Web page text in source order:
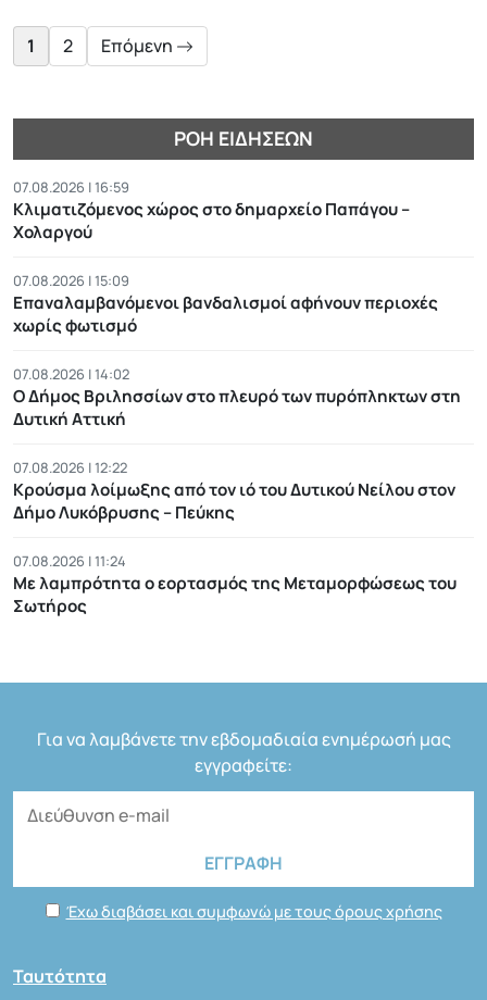
1 2 Επόμενη
ΡΟΉ ΕΙΔΉΣΕΩΝ
07.08.2026 | 16:59
Κλιματιζόμενος χώρος στο δημαρχείο Παπάγου –
Χολαργού
07.08.2026 | 15:09
Επαναλαμβανόμενοι βανδαλισμοί αφήνουν περιοχές
χωρίς φωτισμό
07.08.2026 | 14:02
Ο Δήμος Βριλησσίων στο πλευρό των πυρόπληκτων στη
Δυτική Αττική
07.08.2026 | 12:22
Κρούσμα λοίμωξης από τον ιό του Δυτικού Νείλου στον
Δήμο Λυκόβρυσης – Πεύκης
07.08.2026 | 11:24
Με λαμπρότητα ο εορτασμός της Μεταμορφώσεως του
Σωτήρος
Για να λαμβάνετε την εβδομαδιαία ενημέρωσή μας
εγγραφείτε:
Έχω διαβάσει και συμφωνώ με τους όρους χρήσης
Ταυτότητα